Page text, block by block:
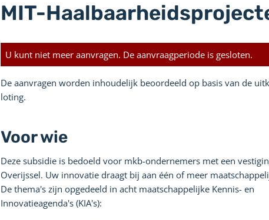
MIT-
U kunt niet meer aanvragen. De aanvraagperiode is gesloten.
De aanvragen worden inhoudelijk beoordeeld op basis van de
loting.
Voor wie
Deze subsidie is bedoeld voor mkb-ondernemers met een
Overijssel. Uw innovatie draagt bij aan één of meer
De thema's zijn opgedeeld in acht maatschappelijke Kennis- en
Innovatieagenda's (KIA's):